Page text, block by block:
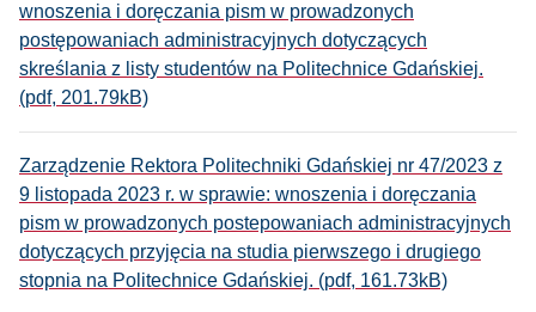
wnoszenia i doręczania pism w prowadzonych
postępowaniach administracyjnych dotyczących
skreślania z listy studentów na Politechnice Gdańskiej.
(pdf, 201.79kB)
Zarządzenie Rektora Politechniki Gdańskiej nr 47/2023 z
9 listopada 2023 r. w sprawie: wnoszenia i doręczania
pism w prowadzonych postepowaniach administracyjnych
dotyczących przyjęcia na studia pierwszego i drugiego
stopnia na Politechnice Gdańskiej. (pdf, 161.73kB)